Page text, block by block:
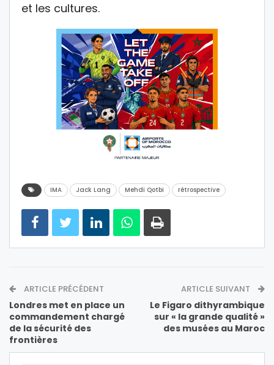
et les cultures.
IMA Jack Lang Mehdi Qotbi rétrospective
ARTICLE PRÉCÉDENT
Londres met en place un
commandement chargé
de la sécurité des
frontières
ARTICLE SUIVANT
Le Figaro dithyrambique
sur « la grande qualité »
des musées au Maroc